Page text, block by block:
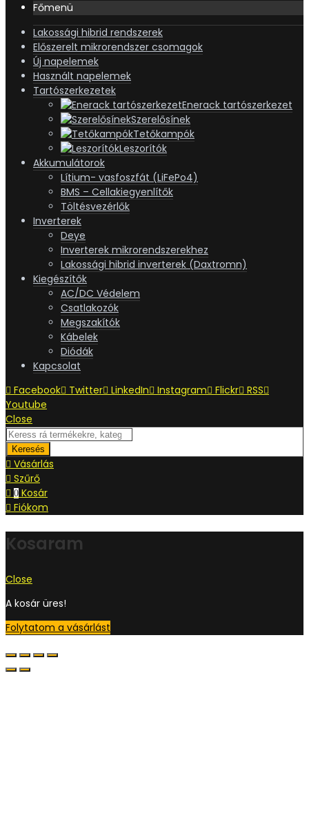
Főmenü
Lakossági hibrid rendszerek
Előszerelt mikrorendszer csomagok
Új napelemek
Használt napelemek
Tartószerkezetek
Enerack tartószerkezet
Szerelősínek
Tetőkampók
Leszorítók
Akkumulátorok
Lítium- vasfoszfát (LiFePo4)
BMS – Cellakiegyenlítők
Töltésvezérlők
Inverterek
Deye
Inverterek mikrorendszerekhez
Lakossági hibrid inverterek (Daxtromn)
Kiegészítők
AC/DC Védelem
Csatlakozók
Megszakítók
Kábelek
Diódák
Kapcsolat
Facebook
Twitter LinkedIn Instagram Flickr RSS
Youtube
Close
Keresés
Vásárlás
Szűrő
0 Kosár
Fiókom
Kosaram
Close
A kosár üres!
Folytatom a vásárlást